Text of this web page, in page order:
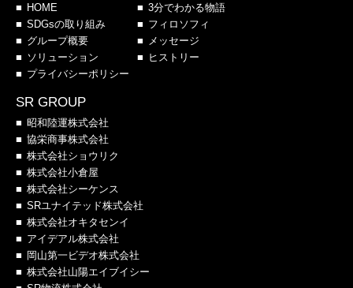
HOME
3分でわかる物語
SDGsの取り組み
フィロソフィ
グループ概要
メッセージ
ソリューション
ヒストリー
プライバシーポリシー
SR GROUP
昭和陸運株式会社
協栄商事株式会社
株式会社ショウリク
株式会社小倉屋
株式会社シーケンス
SRユナイテッド株式会社
株式会社オキタセンイ
アイデアル株式会社
岡山第一ビデオ株式会社
株式会社山陽エイブイシー